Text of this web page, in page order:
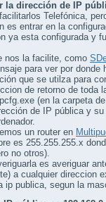
la dirección de IP
Telefónica,
es entrar en la
ya esta configurada y
nos la facilite, como
para ver por donde
que se utilza para
de retorno de toda
(en la carpeta
de IP pública y
un router en
es 255.255.255.x
no otros).
es averiguar
a cualquier direccion
ip publica, segun la